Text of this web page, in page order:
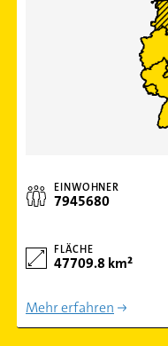
EINWOHNER
7945680
FLÄCHE
47709.8 km²
Mehr erfahren